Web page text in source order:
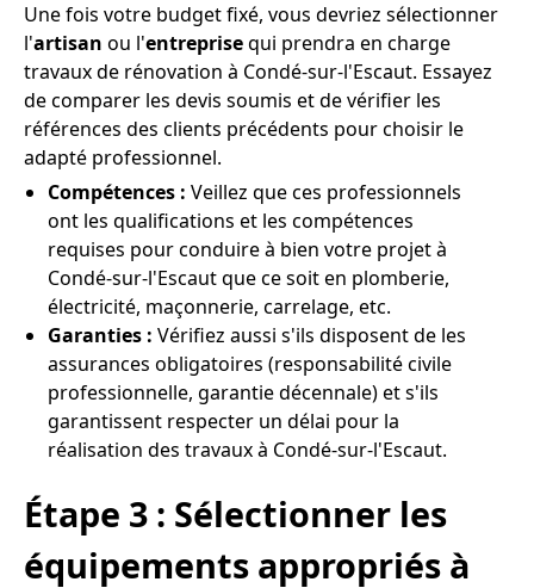
Une fois votre budget fixé, vous devriez sélectionner
l'artisan ou l'entreprisequi prendra en charge
travaux de rénovation à Condé-sur-l'Escaut. Essayez
de comparer les devis soumis et de vérifier les
références des clients précédents pour choisir le
adapté professionnel.
Compétences : Veillez que ces professionnels
ont les qualifications et les compétences
requises pour conduire à bien votre projet à
Condé-sur-l'Escaut que ce soit en plomberie,
électricité, maçonnerie, carrelage, etc.
Garanties : Vérifiez aussi s'ils disposent de les
assurances obligatoires (responsabilité civile
professionnelle, garantie décennale) et s'ils
garantissent respecter un délai pour la
réalisation des travaux à Condé-sur-l'Escaut.
Étape 3 : Sélectionner les
équipements appropriés à